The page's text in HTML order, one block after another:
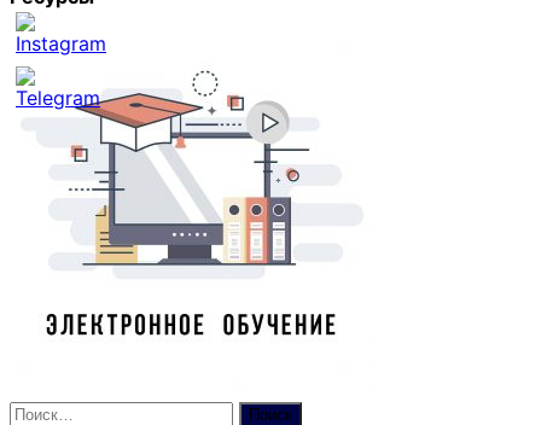
Set
Youtube
Channel
Найти: